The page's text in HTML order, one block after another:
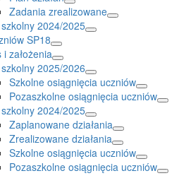
Zadania zrealizowane
2024/2025
SP18
i założenia
2025/2026
Szkolne osiągnięcia uczniów
Pozaszkolne osiągnięcia uczniów
2024/2025
Zaplanowane działania
Zrealizowane działania
Szkolne osiągnięcia uczniów
Pozaszkolne osiągnięcia uczniów